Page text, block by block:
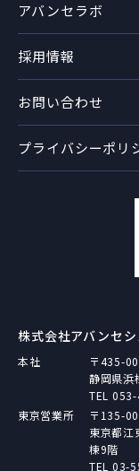
採用情報
アバンセラボ
お問い合わせ
プライバシーポリ
株式会社アバンセ
本社
〒435-
静岡県
TEL
東京営業所
〒135-
東京都江
棟9階
TEL 03-